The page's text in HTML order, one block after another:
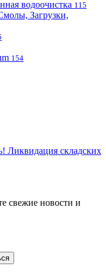
водоочистка 115
Загрузки,
154
Ликвидация складских
свежие новости и